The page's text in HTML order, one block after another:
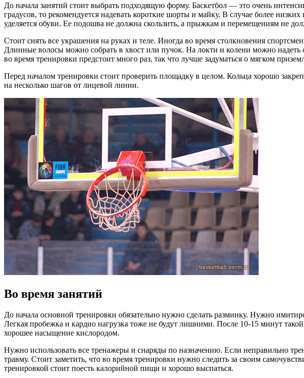
До начала занятий стоит выбрать подходящую форму. Баскетбол — это очень
градусов, то рекомендуется надевать короткие шорты и майку. В случае более
уделяется обуви. Ее подошва не должна скользить, а прыжкам и перемещениям не
Стоит снять все украшения на руках и теле. Иногда во время столкновения
Длинные волосы можно собрать в хвост или пучок. На локти и колени можно
во время тренировки предстоит много раз, так что лучше задуматься о мягком
Перед началом тренировки стоит проверить площадку в целом. Кольца хорошо
на несколько шагов от лицевой линии.
Во время занятий
До начала основной тренировки обязательно нужно сделать разминку. Нужно
Легкая пробежка и кардио нагрузка тоже не будут лишними. После 10-15 минут
хорошее насыщение кислородом.
Нужно использовать все тренажеры и снаряды по назначению. Если неправильно
травму. Стоит заметить, что во время тренировки нужно следить за своим
тренировкой стоит поесть калорийной пищи и хорошо выспаться.